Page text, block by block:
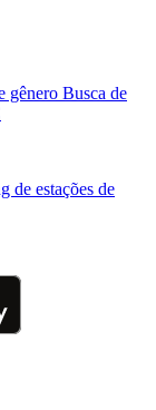
gênero Busca de
de estações de